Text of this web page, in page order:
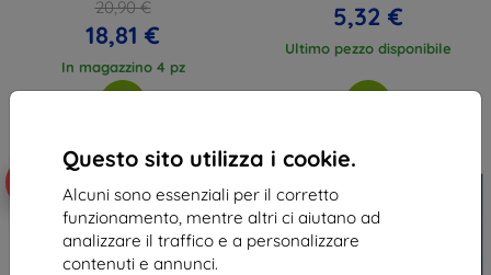
Questo sito utilizza i cookie.
Alcuni sono essenziali per il corretto
funzionamento, mentre altri ci aiutano ad
analizzare il traffico e a personalizzare
contenuti e annunci.
20,90 €
18,81 €
In magazzino 4 pz
5,32 €
Ultimo pezzo disponibile